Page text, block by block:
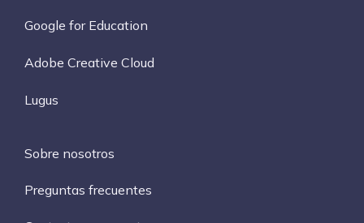
Google for Education
Adobe Creative Cloud
Lugus
Sobre nosotros
Preguntas frecuentes